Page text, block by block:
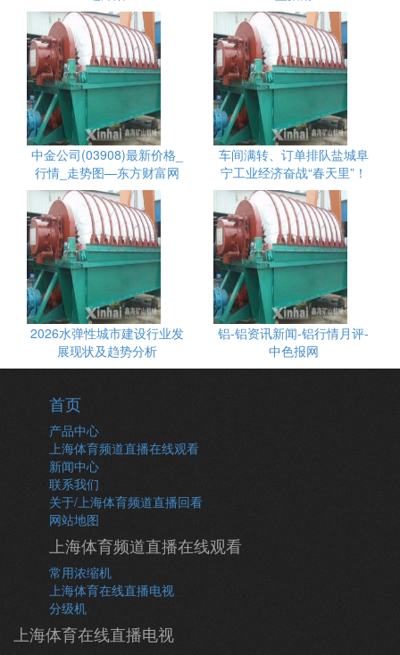
中金公司(03908)最新价格_
行情_走势图—东方财富网
车间满转、订单排队盐城阜
宁工业经济奋战“春天里”！
2026水弹性城市建设行业发
展现状及趋势分析
铝-铝资讯新闻-铝行情月评-
中色报网
首页
产品中心
上海体育频道直播在线观看
新闻中心
联系我们
关于/上海体育频道直播回看
网站地图
上海体育频道直播在线观看
常用浓缩机
上海体育在线直播电视
分级机
上海体育在线直播电视